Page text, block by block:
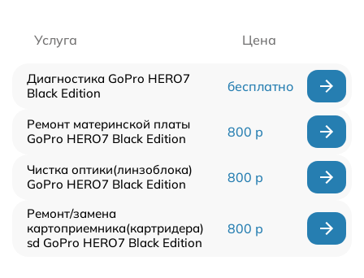
Услуга Цена
Диагностика GoPro HERO7
Black Edition
бесплатно
Ремонт материнской платы
GoPro HERO7 Black Edition
800 р
Чистка оптики(линзоблока)
GoPro HERO7 Black Edition
800 р
Ремонт/замена
картоприемника(картридера)
sd GoPro HERO7 Black Edition
800 р